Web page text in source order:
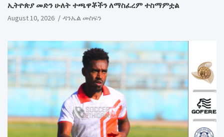
ኢትዮጵያ መድን ሁለት ተጫዋቾችን ለማስፈረም ተስማምቷል
August 10, 2026 ዳንኤል መስፍን